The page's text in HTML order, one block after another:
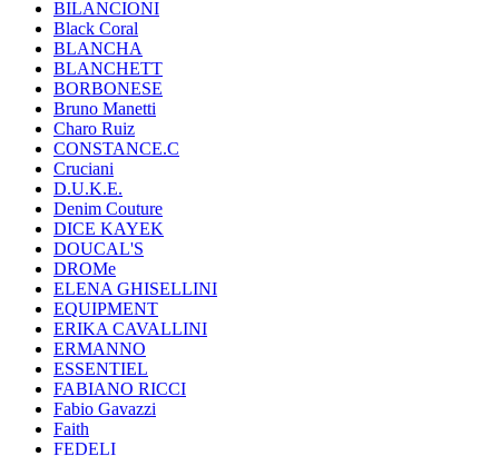
BILANCIONI
Black Coral
BLANCHA
BLANCHETT
BORBONESE
Bruno Manetti
Charo Ruiz
CONSTANCE.C
Cruciani
D.U.K.E.
Denim Couture
DICE KAYEK
DOUCAL'S
DROMe
ELENA GHISELLINI
EQUIPMENT
ERIKA CAVALLINI
ERMANNO
ESSENTIEL
FABIANO RICCI
Fabio Gavazzi
Faith
FEDELI